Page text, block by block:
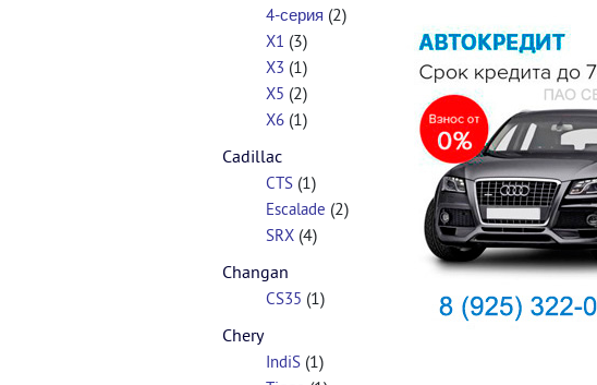
4-серия (2)
X1 (3)
X3 (1)
X5 (2)
X6(1)
Cadillac
CTS(1)
Escalade (2)
SRX(4)
Changan
CS35 (1)
Chery
IndiS(1)